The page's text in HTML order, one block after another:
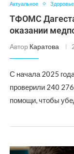
Актуальное Здоровье
ТФОМС
оказании
Автор Каратова
С начала 2025
проверили 240
помощи, чтобы